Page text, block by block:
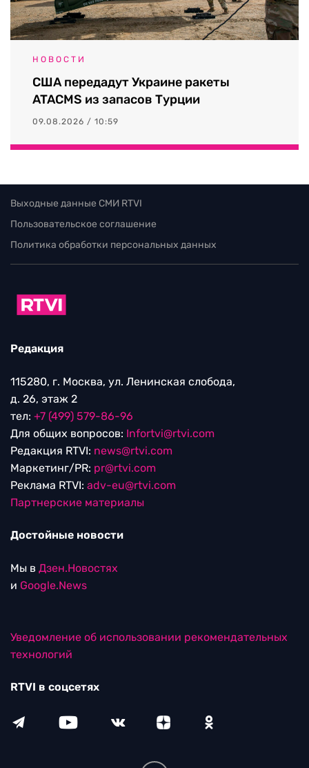
НОВОСТИ
США передадут Украине ракеты
ATACMS из запасов Турции
09.08.2026 / 10:59
Выходные данные СМИ RTVI
Пользовательское соглашение
Политика обработки персональных данных
Редакция
115280, г. Москва, ул. Ленинская слобода,
д. 26, этаж 2
тел: +7 (499) 579-86-96
Для общих вопросов: Infortvi@rtvi.com
Редакция RTVI: news@rtvi.com
Маркетинг/PR: pr@rtvi.com
Реклама RTVI: adv-eu@rtvi.com
Партнерские материалы
Достойные новости
Мы в Дзен.Новостях
и Google.News
Уведомление об использовании рекомендательных
технологий
RTVI в соцсетях